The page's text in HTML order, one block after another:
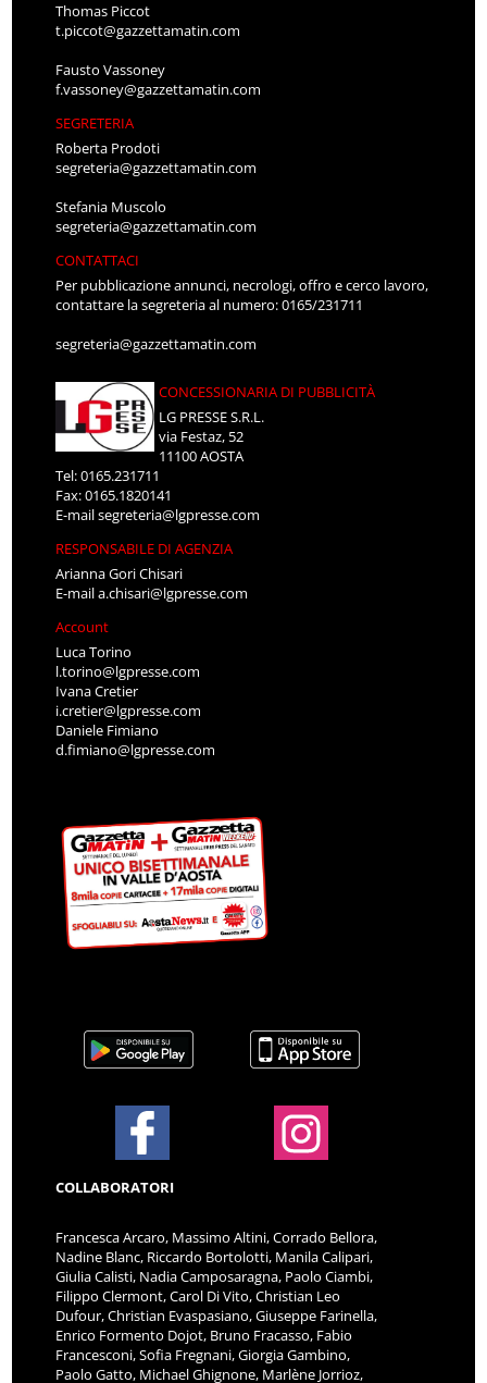
Thomas Piccot
t.piccot@gazzettamatin.com
Fausto Vassoney
f.vassoney@gazzettamatin.com
SEGRETERIA
Roberta Prodoti
segreteria@gazzettamatin.com
Stefania Muscolo
segreteria@gazzettamatin.com
CONTATTACI
Per pubblicazione annunci, necrologi, offro e cerco lavoro,
contattare la segreteria al numero: 0165/231711
segreteria@gazzettamatin.com
CONCESSIONARIA DI PUBBLICITÀ
LG PRESSE S.R.L.
via Festaz, 52
11100 AOSTA
Tel: 0165.231711
Fax: 0165.1820141
E-mailsegreteria@lgpresse.com
RESPONSABILE DI AGENZIA
Arianna Gori Chisari
E-maila.chisari@lgpresse.com
Account
Luca Torino
l.torino@lgpresse.com
Ivana Cretier
i.cretier@lgpresse.com
Daniele Fimiano
d.fimiano@lgpresse.com
COLLABORATORI
Francesca Arcaro, Massimo Altini, Corrado Bellora,
Nadine Blanc, Riccardo Bortolotti, Manila Calipari,
Giulia Calisti, Nadia Camposaragna, Paolo Ciambi,
Filippo Clermont, Carol Di Vito, Christian Leo
Dufour, Christian Evaspasiano, Giuseppe Farinella,
Enrico Formento Dojot, Bruno Fracasso, Fabio
Francesconi, Sofia Fregnani, Giorgia Gambino,
Paolo Gatto, Michael Ghignone, Marlène Jorrioz,